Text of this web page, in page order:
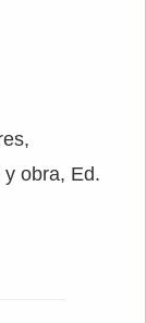
obra, Ed.